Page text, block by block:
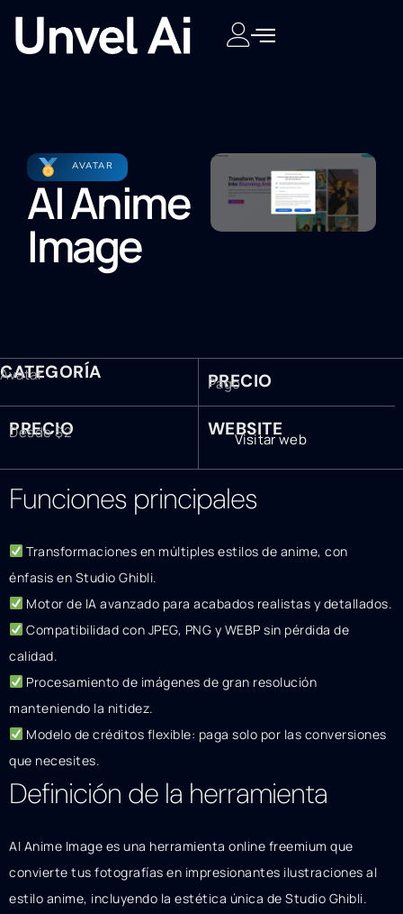
AVATAR
AI Anime
Image
CATEGORÍA
Avatar PRECIO
Pago
PRECIO
Desde $2 WEBSITE
Visitar web
Funciones principales
Transformaciones en múltiples estilos de anime, con
énfasis en Studio Ghibli.
Motor de IA avanzado para acabados realistas y detallados.
Compatibilidad con JPEG, PNG y WEBP sin pérdida de
calidad.
Procesamiento de imágenes de gran resolución
manteniendo la nitidez.
Modelo de créditos flexible: paga solo por las conversiones
que necesites.
Definición de la herramienta
AI Anime Image es una herramienta online freemium que
convierte tus fotografías en impresionantes ilustraciones al
estilo anime, incluyendo la estética única de Studio Ghibli.